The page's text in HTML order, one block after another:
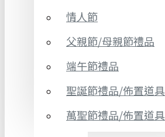
情人節
父親節/母親節禮品
端午節禮品
聖誕節禮品/佈置道具
萬聖節禮品/佈置道具